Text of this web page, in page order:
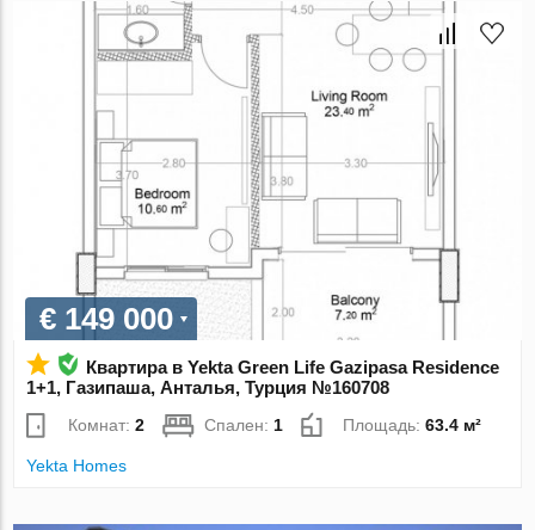
€ 149 000
Квартира в Yekta Green Life Gazipasa Residence
1+1, Газипаша, Анталья, Турция №160708
Комнат:2 Спален: 1 Площадь:63.4 м²
Yekta Homes